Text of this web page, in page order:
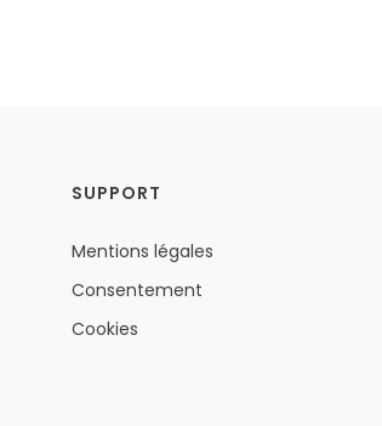
SUPPORT
Mentions légales
Consentement
Cookies